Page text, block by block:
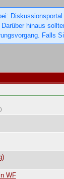
hinaus
Falls
WF